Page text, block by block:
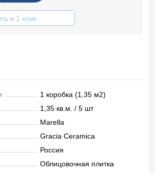
в 1 клик
1 коробка (1,35 м2)
1,35 кв.м. / 5 шт
Marella
Gracia Ceramica
Россия
Облицовочная плитка